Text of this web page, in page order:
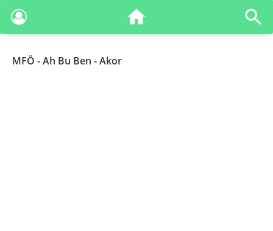
MFÖ - Ah Bu Ben - Akor